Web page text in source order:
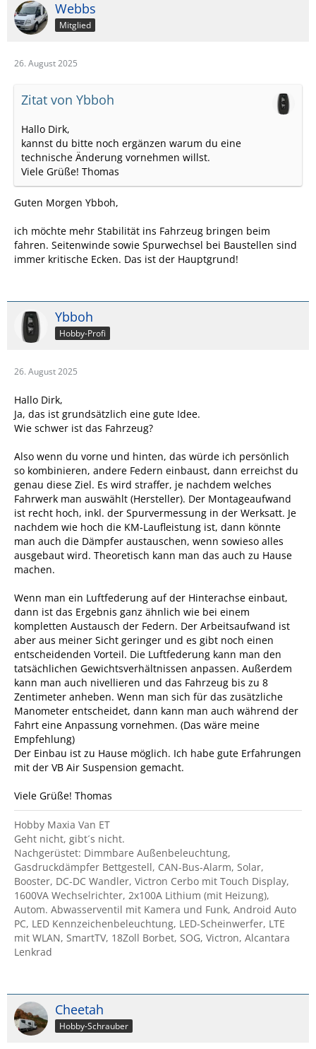
Webbs
Mitglied
26. August 2025
Zitat von Ybboh
Hallo Dirk,
kannst du bitte noch ergänzen warum du eine
technische Änderung vornehmen willst.
Viele Grüße! Thomas
Guten Morgen Ybboh,
ich möchte mehr Stabilität ins Fahrzeug bringen beim
fahren. Seitenwinde sowie Spurwechsel bei Baustellen sind
immer kritische Ecken. Das ist der Hauptgrund!
Ybboh
Hobby-Profi
26. August 2025
Hallo Dirk,
Ja, das ist grundsätzlich eine gute Idee.
Wie schwer ist das Fahrzeug?
Also wenn du vorne und hinten, das würde ich persönlich
so kombinieren, andere Federn einbaust, dann erreichst du
genau diese Ziel. Es wird straffer, je nachdem welches
Fahrwerk man auswählt (Hersteller). Der Montageaufwand
ist recht hoch, inkl. der Spurvermessung in der Werksatt. Je
nachdem wie hoch die KM-Laufleistung ist, dann könnte
man auch die Dämpfer austauschen, wenn sowieso alles
ausgebaut wird. Theoretisch kann man das auch zu Hause
machen.
Wenn man ein Luftfederung auf der Hinterachse einbaut,
dann ist das Ergebnis ganz ähnlich wie bei einem
kompletten Austausch der Federn. Der Arbeitsaufwand ist
aber aus meiner Sicht geringer und es gibt noch einen
entscheidenden Vorteil. Die Luftfederung kann man den
tatsächlichen Gewichtsverhältnissen anpassen. Außerdem
kann man auch nivellieren und das Fahrzeug bis zu 8
Zentimeter anheben. Wenn man sich für das zusätzliche
Manometer entscheidet, dann kann man auch während der
Fahrt eine Anpassung vornehmen. (Das wäre meine
Empfehlung)
Der Einbau ist zu Hause möglich. Ich habe gute Erfahrungen
mit der VB Air Suspension gemacht.
Viele Grüße! Thomas
Hobby Maxia Van ET
Geht nicht, gibt´s nicht.
Nachgerüstet: Dimmbare Außenbeleuchtung,
Gasdruckdämpfer Bettgestell, CAN-Bus-Alarm, Solar,
Booster, DC-DC Wandler, Victron Cerbo mit Touch Display,
1600VA Wechselrichter, 2x100A Lithium (mit Heizung),
Autom. Abwasserventil mit Kamera und Funk, Android Auto
PC, LED Kennzeichenbeleuchtung, LED-Scheinwerfer, LTE
mit WLAN, SmartTV, 18Zoll Borbet, SOG, Victron, Alcantara
Lenkrad
Cheetah
Hobby-Schrauber